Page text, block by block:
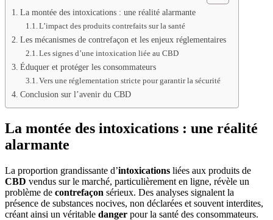
La montée des intoxications : une réalité alarmante
L’impact des produits contrefaits sur la santé
Les mécanismes de contrefaçon et les enjeux réglementaires
Les signes d’une intoxication liée au CBD
Éduquer et protéger les consommateurs
Vers une réglementation stricte pour garantir la sécurité
Conclusion sur l’avenir du CBD
La montée des intoxications : une réalité
alarmante
La proportion grandissante d’intoxications liées aux produits de
CBD vendus sur le marché, particulièrement en ligne, révèle un
problème de contrefaçon sérieux. Des analyses signalent la
présence de substances nocives, non déclarées et souvent interdites,
créant ainsi un véritable danger pour la santé des consommateurs.